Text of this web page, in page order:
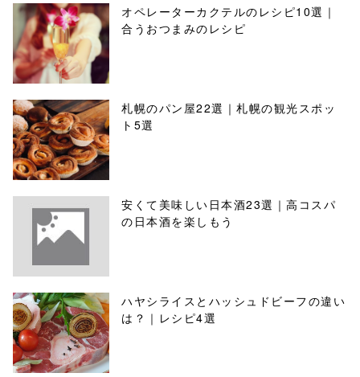
オペレーターカクテルのレシピ10選｜
合うおつまみのレシピ
札幌のパン屋22選｜札幌の観光スポッ
ト5選
安くて美味しい日本酒23選｜高コスパ
の日本酒を楽しもう
ハヤシライスとハッシュドビーフの違い
は？｜レシピ4選